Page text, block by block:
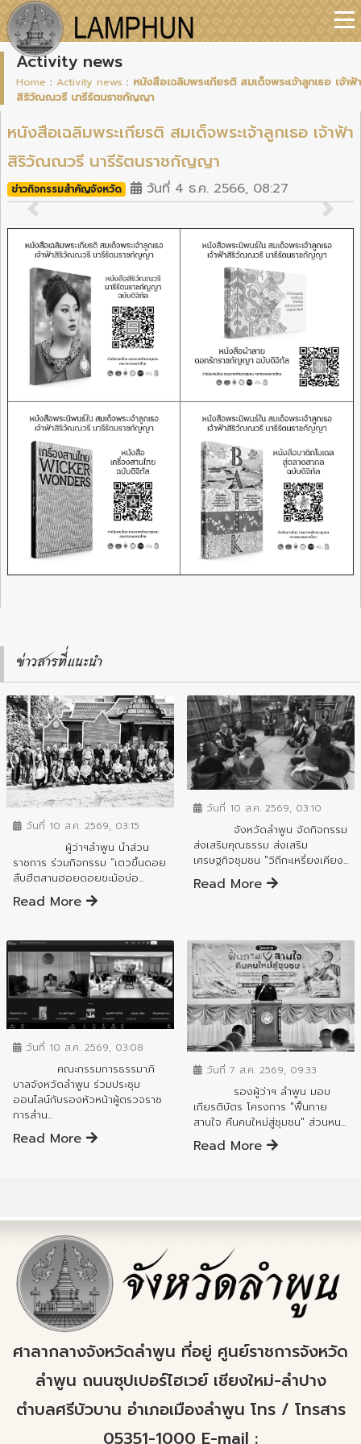
Activity news
Home : Activity news : หนังสือเฉลิมพระเกียรติ สมเด็จพระเจ้าลูกเธอ เจ้าฟ้า
สิริวัณณวรี นารีรัตนราชกัญญา
หนังสือเฉลิมพระเกียรติ สมเด็จพระเจ้าลูกเธอ เจ้าฟ้า
สิริวัณณวรี นารีรัตนราชกัญญา
ข่าวกิจกรรมสำคัญจังหวัด
วันที่ 4 ธ.ค. 2566, 08:27
Previous
Next
ข่าวสารที่แนะนำ
ข่าวประชาสัมพันธ์
วันที่ 10 ส.ค. 2569, 03:15
ผู้ว่าฯลำพูน นำส่วน
ราชการ ร่วมกิจกรรม “เตวขึ้นดอย
สืบฮีตสานฮอยดอยขะม้อบ่อ...
Read More
ข่าวประชาสัมพันธ์
วันที่ 10 ส.ค. 2569, 03:10
จังหวัดลำพูน จัดกิจกรรม
ส่งเสริมคุณธรรม ส่งเสริม
เศรษฐกิจชุมชน "วิถีกะเหรี่ยงเคียง...
Read More
ข่าวประชาสัมพันธ์
วันที่ 10 ส.ค. 2569, 03:08
คณะกรรมการธรรมาภิ
บาลจังหวัดลำพูน ร่วมประชุม
ออนไลน์กับรองหัวหน้าผู้ตรวจราช
การสำน...
Read More
ข่าวสารจังหวัด
วันที่ 7 ส.ค. 2569, 09:33
รองผู้ว่าฯ ลำพูน มอบ
เกียรติบัตร โครงการ "ฟื้นกาย
สานใจ คืนคนใหม่สู่ชุมชน" ส่วนหน...
Read More
ศาลากลางจังหวัดลำพูน ที่อยู่ ศูนย์ราชการจังหวัด
ลำพูน ถนนซุปเปอร์ไฮเวย์ เชียงใหม่-ลำปาง
ตำบลศรีบัวบาน อำเภอเมืองลำพูน โทร / โทรสาร
05351-1000 E-mail :